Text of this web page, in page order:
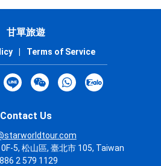
甘單旅遊
Terms of Service
Contact Us
5, 松山區, 臺北市 105, Taiwan
2 579 1129